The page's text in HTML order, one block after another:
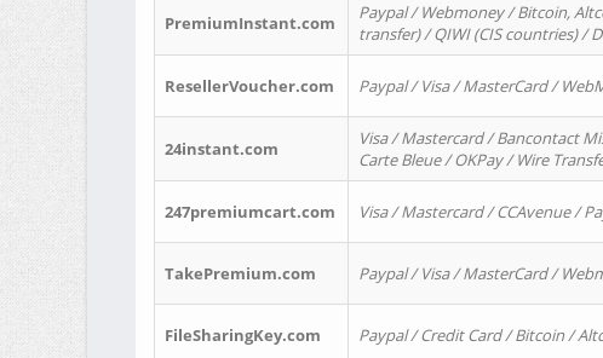
PremiumInstant.com
Paypal / Webmoney / Bitcoin,
transfer) / QIWI (CIS countries) /
ResellerVoucher.com Paypal / Visa / MasterCard /
24instant.com
Visa / Mastercard / Bancontact
Carte Bleue / OKPay / Wire
247premiumcart.com Visa / Mastercard / CCAvenue /
TakePremium.com Paypal / Visa / MasterCard /
FileSharingKey.com Paypal / Credit Card / Bitcoin /